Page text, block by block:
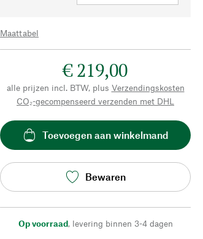
Maattabel
€ 219,00
alle prijzen incl. BTW, plus Verzendingskosten
CO₂-gecompenseerd verzenden met DHL
Toevoegen aan winkelmand
Bewaren
Op voorraad, levering binnen 3-4 dagen